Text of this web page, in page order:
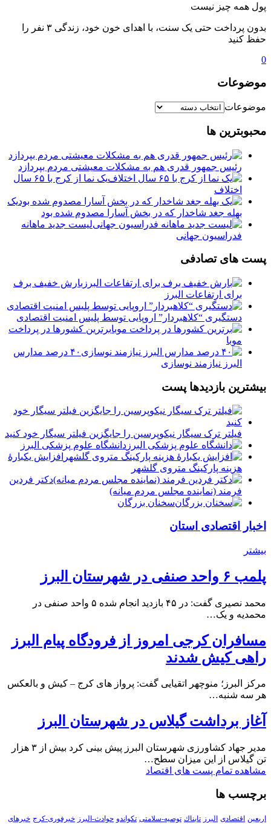
پول همه چیز نیست
بدون پرداخت حتی یک سنت، با اهدای خون خود، زندگی ۳ نفر را
حفظ کنید
0
موضوعات
موضوعات
محبوبترین ها
رئیس جمهور قدری هم به مشکلات معیشتی مردم بپردازد
یک نما از کرج با ۶۵ سال
اختلاف
یک
بهله جغد شاخدار که در بخش آسارا مصدوم شده بود
لیست جدید ماهانه
فدراسیون جهانی
پست های تصادفی
بارش خفیف برف
برای ارتفاعات البرز
دستگیری “کلاهبردار” اروپایی توسط پلیس امنیت اقتصادی
⁣برترین کشورها در پرداخت
موبا
۴۰ درصد مدارس
البرز نیازمند نوسازی
بیشترین بازدیدها پست
فیلتر ترک سیگار نیکوپرسین را جایگزین فیلتر سیگار خود کنید
دانشگاه علوم پزشکی البرز
افزایش یکبارۀ
هزینه پارکینگ متروی گلشهر
دكتر فردين
فرمند (نماينده مجلس مردم میانه)
سخنان بزرگان
اخبار اقتصادی استان
بیشتر
پلمب ۶ واحد صنفی در شهرستان البرز
محمد نصیری گفت: در ۴۵ بازدید انجام شده ۵ واحد صنفی در
محمدیه و یک…
مسافران کرجی امروز از فرودگاه پیام البرز
راهی کیش شدند
مرکز البرز؛ منوچهر اتقیایی گفت: پرواز های کرج – کیش و بالعکس
هر سه شنبه…
آغاز برداشت گیلاس در شهرستان البرز
مدیر جهاد کشاورزی شهرستان البرز پیش بینی کرد بیش از ۳ هزار
تن گیلاس از این میزان سطح…
مشاهده تمام پست های اقتصاد
برچسب ها
اربعین اقتصادی البرز تابناك توصیه-سلامتی تکواندو حوادث-البرز خبرفوری-کرج خبرهای